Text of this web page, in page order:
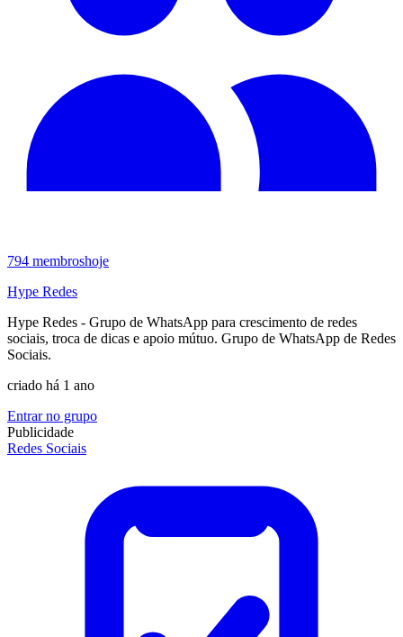
794 membroshoje
Hype Redes
Hype Redes - Grupo de WhatsApp para crescimento de redes
sociais, troca de dicas e apoio mútuo. Grupo de WhatsApp de Redes
Sociais.
criado há 1 ano
Entrar no grupo
Publicidade
Redes Sociais